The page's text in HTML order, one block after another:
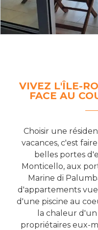
VIVEZ L'ÎLE-
FACE AU
Choisir une
vacances, c'est
belles portes
Monticello, aux
Marine di
d'appartements
d'une piscine au
la chaleur
propriétaires eux-